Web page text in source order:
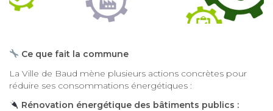
Ce que fait la commune
La Ville de Baud mène plusieurs actions concrètes pour
réduire ses consommations énergétiques :
Rénovation énergétique des bâtiments publics :